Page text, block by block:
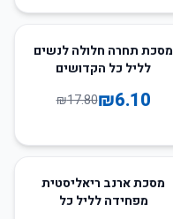
66%מסכת תחרה חלולה לנשים
לליל כל הקדושים
₪6.10
₪17.80
35
מסכת ארנב ריאליסטית
מפחידה לליל כל